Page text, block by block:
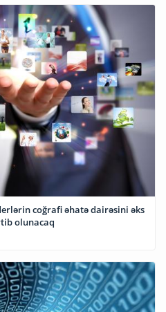
coğrafi əhatə dairəsini əks
olunacaq